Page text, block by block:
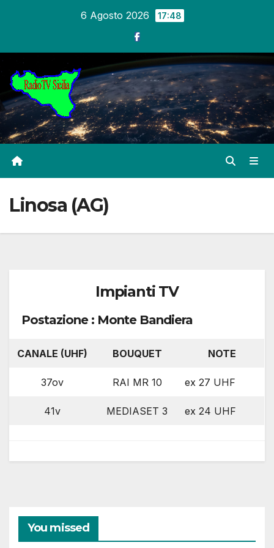
6 Agosto 2026 17:48
Linosa (AG)
Impianti TV
Postazione : Monte Bandiera
CANALE (UHF) BOUQUET NOTE
37ov RAI MR 10 ex 27 UHF
41v MEDIASET 3 ex 24 UHF
You missed